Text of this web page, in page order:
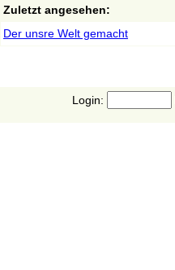
Zuletzt angesehen:
Der unsre Welt gemacht
Login: